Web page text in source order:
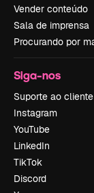
Vender conteúdo
Sala de imprensa
Procurando por
Siga-nos
Suporte ao cliente
Instagram
YouTube
LinkedIn
TikTok
Discord